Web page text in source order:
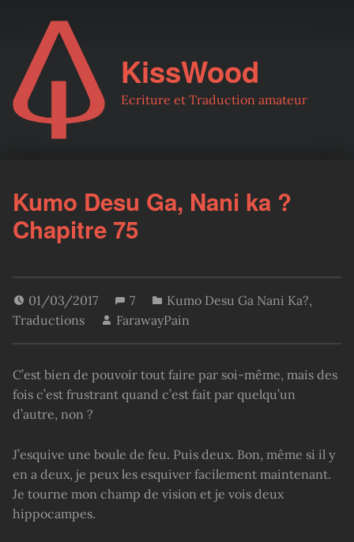
KissWood
Ecriture et Traduction amateur
Kumo Desu Ga, Nani ka ?
Chapitre 75
01/03/2017 7 Kumo Desu Ga Nani Ka?,
Traductions
FarawayPain
C’est bien de pouvoir tout faire par soi-même, mais des
fois c’est frustrant quand c’est fait par quelqu’un
d’autre, non ?
J’esquive une boule de feu. Puis deux. Bon, même si il y
en a deux, je peux les esquiver facilement maintenant.
Je tourne mon champ de vision et je vois deux
hippocampes.